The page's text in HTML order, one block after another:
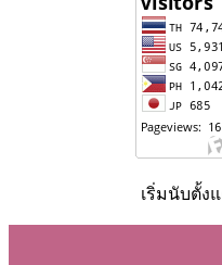
เริ่มนับตั้ง